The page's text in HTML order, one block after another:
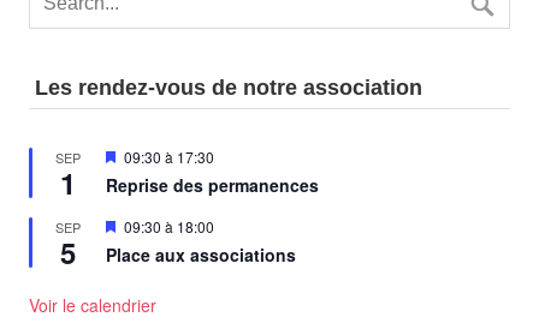
Les rendez-vous de notre association
SEP
1
Mis
avant
09:30 à 17:30
Reprise des permanences
SEP
5
Mis
avant
09:30 à 18:00
Place aux associations
Voir le calendrier